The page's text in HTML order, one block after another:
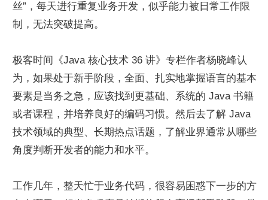
丝”，每天进行重复业务开发，似乎能力被日常工作限
制，无法突破提高。
极客时间《Java 核心技术 36 讲》专栏作者杨晓峰认
为，如果处于新手阶段，全面、扎实地掌握语言的基本
要素是当务之急，应该找到更基础、系统的 Java 书籍
或者课程，并培养良好的编码习惯。然后去了解 Java
技术领域的典型、长期热点话题，了解业界通常从哪些
角度判断开发者的能力和水平。
工作几年，整天忙于业务代码，很容易困惑下一步的方